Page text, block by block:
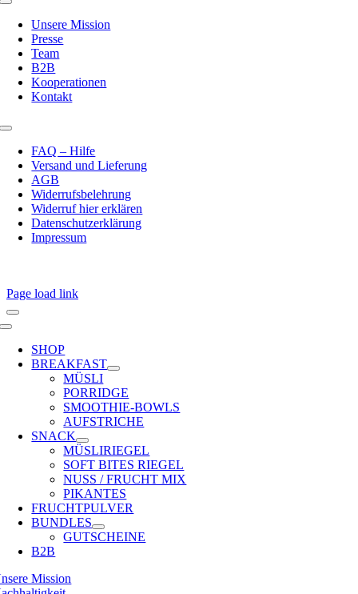
Toggle
NavigationUnsere Mission
Presse
Team
B2B
Kooperationen
Kontakt
Toggle
NavigationFAQ – Hilfe
Versand und Lieferung
AGB
Widerrufsbelehrung
Widerruf hier erklären
Datenschutzerklärung
Impressum
Page load link
Toggle
Navigation
SHOP
BREAKFAST
MÜSLI
PORRIDGE
SMOOTHIE-BOWLS
AUFSTRICHE
SNACK
MÜSLIRIEGEL
SOFT BITES RIEGEL
NUSS / FRUCHT MIX
PIKANTES
FRUCHTPULVER
BUNDLES
GUTSCHEINE
B2B
Mission